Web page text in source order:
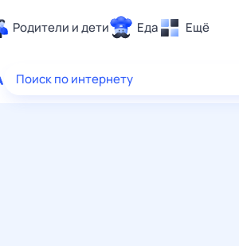
Родители и дети Еда Ещё
Здоровье
Поиск по интернету